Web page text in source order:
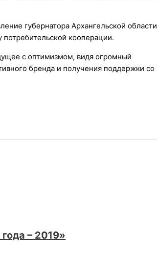
губернатора Архангельской области
кооперации.
с оптимизмом, видя огромный
бренда и получения поддержки со
– 2019»